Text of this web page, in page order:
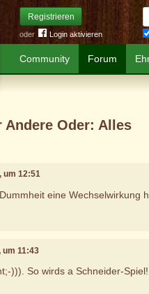
Registrieren
oder Login aktivieren
Community Forum
Andere Oder: Alles
um 12:51
eine Wechselwirkung
um 11:43
))). So wirds a Schneider-Spiel!